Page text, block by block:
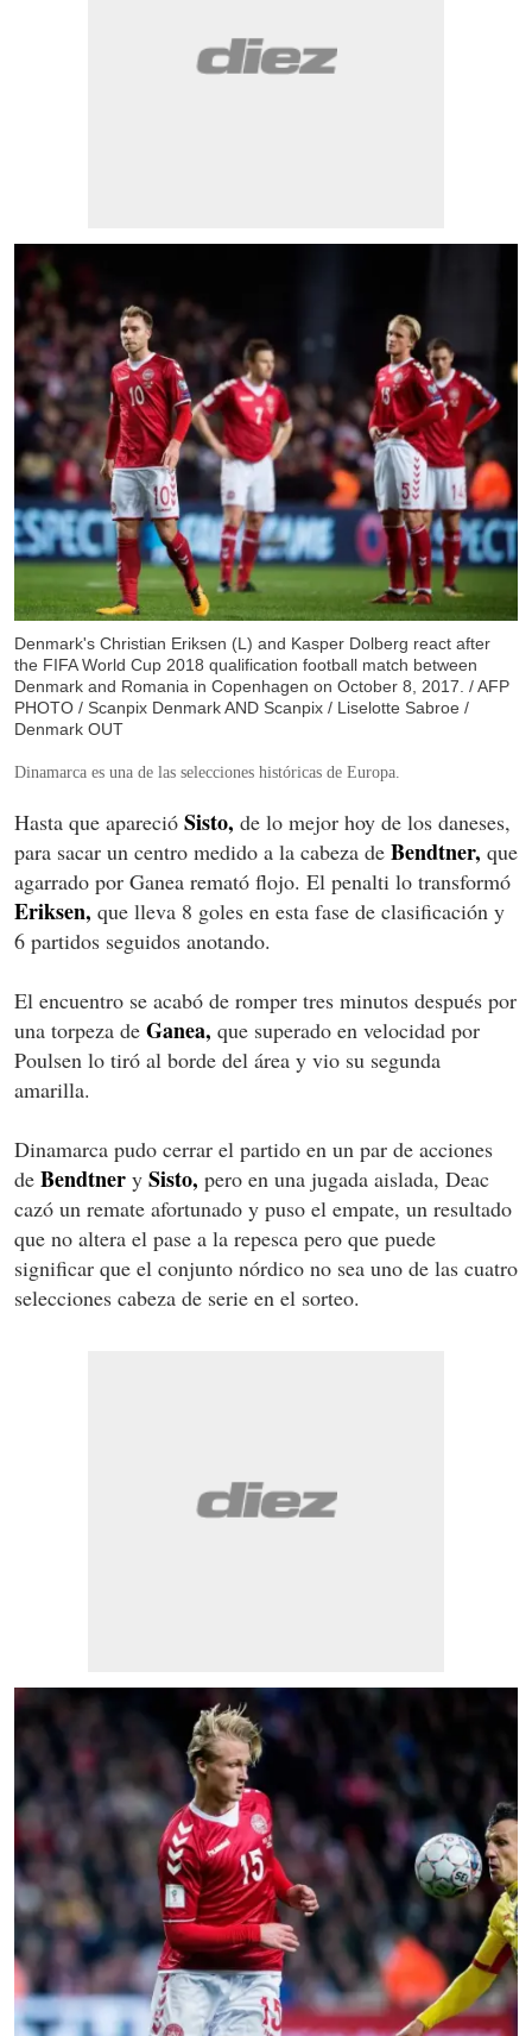
Denmark's Christian Eriksen (L) and Kasper Dolberg react after
the FIFA World Cup 2018 qualification football match between
Denmark and Romania in Copenhagen on October 8, 2017. / AFP
PHOTO / Scanpix Denmark AND Scanpix / Liselotte Sabroe /
Denmark OUT
Dinamarca es una de las selecciones históricas de Europa.
Hasta que apareció Sisto, de lo mejor hoy de los daneses,
para sacar un centro medido a la cabeza de Bendtner, que
agarrado por Ganea remató flojo. El penalti lo transformó
Eriksen, que lleva 8 goles en esta fase de clasificación y
6 partidos seguidos anotando.
El encuentro se acabó de romper tres minutos después por
una torpeza de Ganea, que superado en velocidad por
Poulsen lo tiró al borde del área y vio su segunda
amarilla.
Dinamarca pudo cerrar el partido en un par de acciones
de Bendtner y Sisto, pero en una jugada aislada, Deac
cazó un remate afortunado y puso el empate, un resultado
que no altera el pase a la repesca pero que puede
significar que el conjunto nórdico no sea uno de las cuatro
selecciones cabeza de serie en el sorteo.